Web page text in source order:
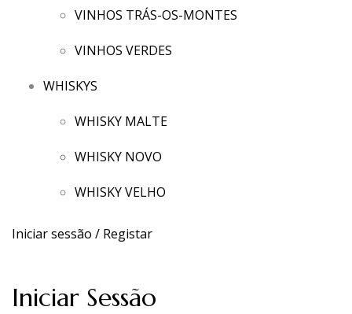
VINHOS TRÁS-OS-MONTES
VINHOS VERDES
WHISKYS
WHISKY MALTE
WHISKY NOVO
WHISKY VELHO
Iniciar sessão / Registar
Iniciar Sessão